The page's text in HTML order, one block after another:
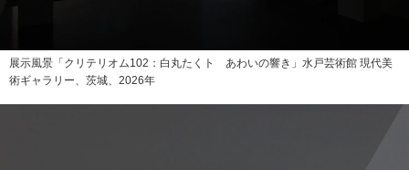
展示風景「クリテリオム102：白丸たくト あわいの響き」水戸芸術館 現代美
術ギャラリー、茨城、2026年